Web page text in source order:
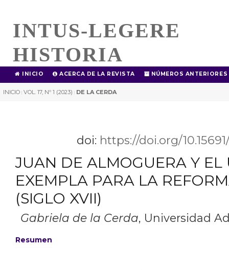
INTUS-LEGERE
HISTORIA
INICIO ACERCA DE LA REVISTA NÚMEROS ANTERIORES
INICIO | VOL. 17, Nº 1 (2023) | DE LA CERDA
doi: https://doi.org/
JUAN DE ALMOGUERA Y EL
EXEMPLA PARA LA
(SIGLO XVII)
Gabriela de la Cerda, Universidad
Resumen